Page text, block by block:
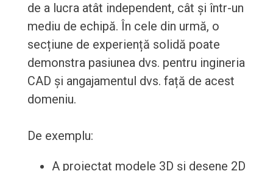
de a lucra atât independent, cât și într-un
mediu de echipă. În cele din urmă, o
secțiune de experiență solidă poate
demonstra pasiunea dvs. pentru ingineria
CAD și angajamentul dvs. față de acest
domeniu.
De exemplu:
A proiectat modele 3D și desene 2D